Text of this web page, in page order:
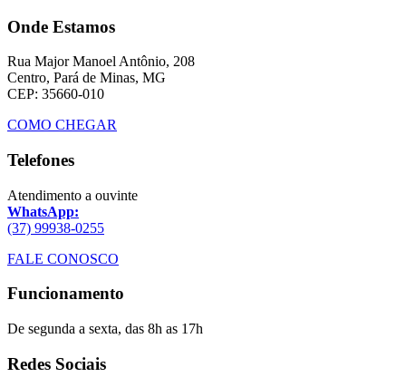
Onde Estamos
Rua Major Manoel Antônio, 208
Centro, Pará de Minas, MG
CEP: 35660-010
COMO CHEGAR
Telefones
Atendimento a ouvinte
WhatsApp:
(37) 99938-0255
FALE CONOSCO
Funcionamento
De segunda a sexta, das 8h as 17h
Redes Sociais